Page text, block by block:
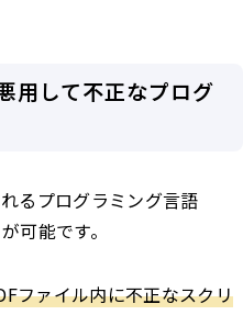
して不正なプログ
るプログラミング言語
可能です。
ファイル内に不正なスクリ